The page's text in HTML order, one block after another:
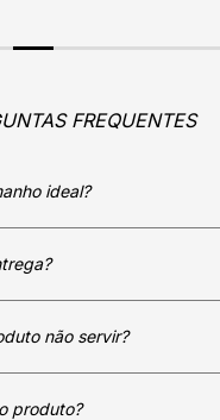
FREQUENTES
ideal?
não servir?
produto?